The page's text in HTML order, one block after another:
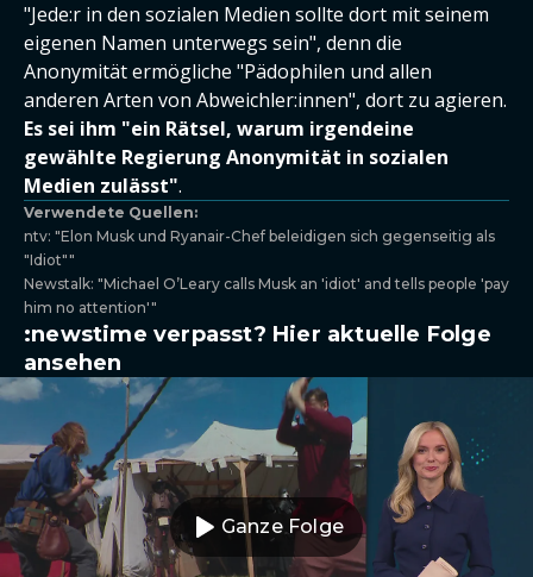
"Jede:r in den sozialen Medien sollte dort mit seinem
eigenen Namen unterwegs sein", denn die
Anonymität ermögliche "Pädophilen und allen
anderen Arten von Abweichler:innen", dort zu agieren.
Es sei ihm "ein Rätsel, warum irgendeine
gewählte Regierung Anonymität in sozialen
Medien zulässt".
Verwendete Quellen:
ntv: "Elon Musk und Ryanair-Chef beleidigen sich gegenseitig als
"Idiot""
Newstalk: "Michael O’Leary calls Musk an 'idiot' and tells people 'pay
him no attention'"
:newstime verpasst? Hier aktuelle Folge
ansehen
Ganze Folge